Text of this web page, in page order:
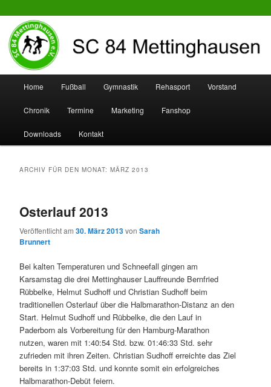
SC 84 Mettinghausen
Zum
Inhalt
wechseln
Zum
sekundären
Inhalt
wechseln
Home Fußball Gymnastik Rehasport Vorstand
Chronik Termine Marketing Fanshop
Downloads Kontakt
ARCHIV FÜR DEN MONAT:MÄRZ 2013
Osterlauf 2013
Veröffentlicht am30. März 2013vonSarah
Brunnert
Bei kalten Temperaturen und Schneefall gingen am
Karsamstag die drei Mettinghauser Lauffreunde Bernfried
Rübbelke, Helmut Sudhoff und Christian Sudhoff beim
traditionellen Osterlauf über die Halbmarathon-Distanz an den
Start. Helmut Sudhoff und Rübbelke, die den Lauf in
Paderborn als Vorbereitung für den Hamburg-Marathon
nutzen, waren mit 1:40:54 Std. bzw. 01:46:33 Std. sehr
zufrieden mit ihren Zeiten. Christian Sudhoff erreichte das Ziel
bereits in 1:37:03 Std. und konnte somit ein erfolgreiches
Halbmarathon-Debüt feiern.